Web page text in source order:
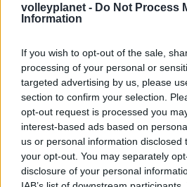
volleyplanet - Do Not Process
Information
If you wish to opt-out of the sale,
processing of your personal or
targeted advertising by us, please
section to confirm your selection.
opt-out request is processed you
interest-based ads based on
us or personal information disclosed
your opt-out. You may separately
disclosure of your personal